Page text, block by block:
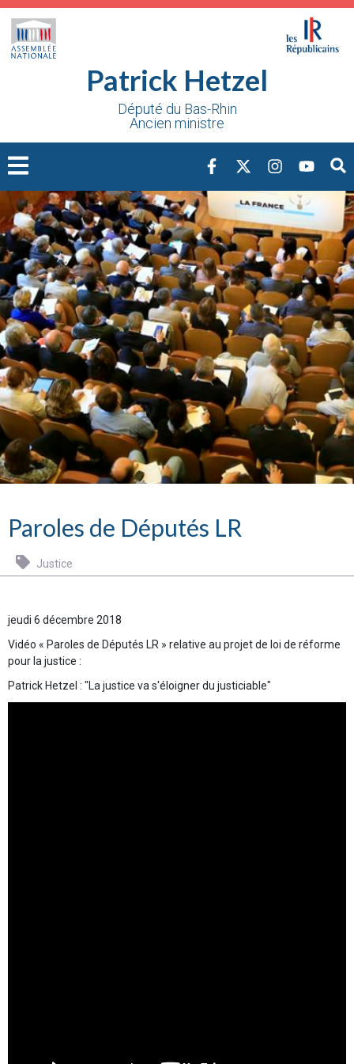
Patrick Hetzel
Député du Bas-Rhin
Ancien ministre
Paroles de Députés LR
Justice
jeudi 6 décembre 2018
Vidéo « Paroles de Députés LR » relative au projet de loi de réforme
pour la justice :
Patrick Hetzel : "La justice va s'éloigner du justiciable"
Cookies management panel